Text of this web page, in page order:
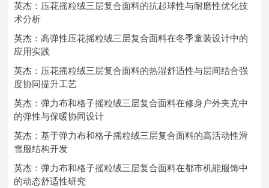
英杰：压花摇粒绒三层复合面料的抗起球性与耐磨性优化技
术分析
英杰：高弹性压花摇粒绒三层复合面料在冬季童装设计中的
应用实践
英杰：压花摇粒绒三层复合面料的热湿舒适性与层间结合强
度协同提升工艺
英杰：弹力布和格子摇粒绒三层复合面料在修身户外夹克中
的弹性与保暖协同设计
英杰：基于弹力布和格子摇粒绒三层复合面料的高活动性滑
雪服结构开发
英杰：弹力布和格子摇粒绒三层复合面料在都市机能服饰中
的动态舒适性研究